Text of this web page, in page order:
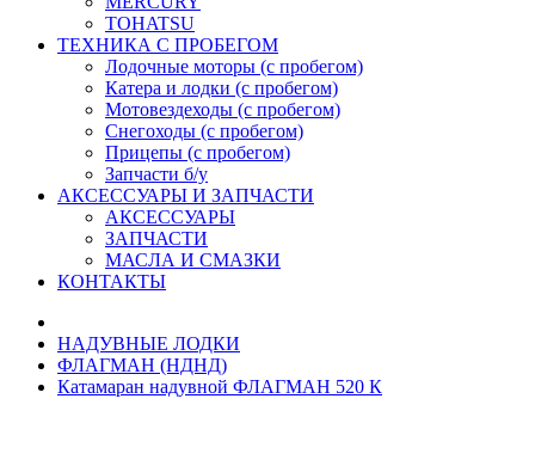
TOHATSU
ТЕХНИКА С ПРОБЕГОМ
Лодочные моторы (с пробегом)
Катера и лодки (с пробегом)
Мотовездеходы (с пробегом)
Снегоходы (с пробегом)
Прицепы (с пробегом)
Запчасти б/у
АКСЕССУАРЫ И ЗАПЧАСТИ
АКСЕССУАРЫ
ЗАПЧАСТИ
МАСЛА И СМАЗКИ
КОНТАКТЫ
НАДУВНЫЕ ЛОДКИ
ФЛАГМАН (НДНД)
Катамаран надувной ФЛАГМАН 520 К